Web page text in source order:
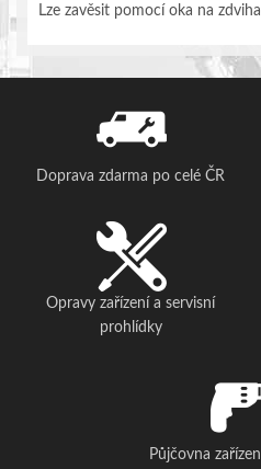
Lze zavěsit pomocí oka na
Doprava zdarma po celé ČR
Opravy zařízení a servisní
prohlídky
Půjčovna